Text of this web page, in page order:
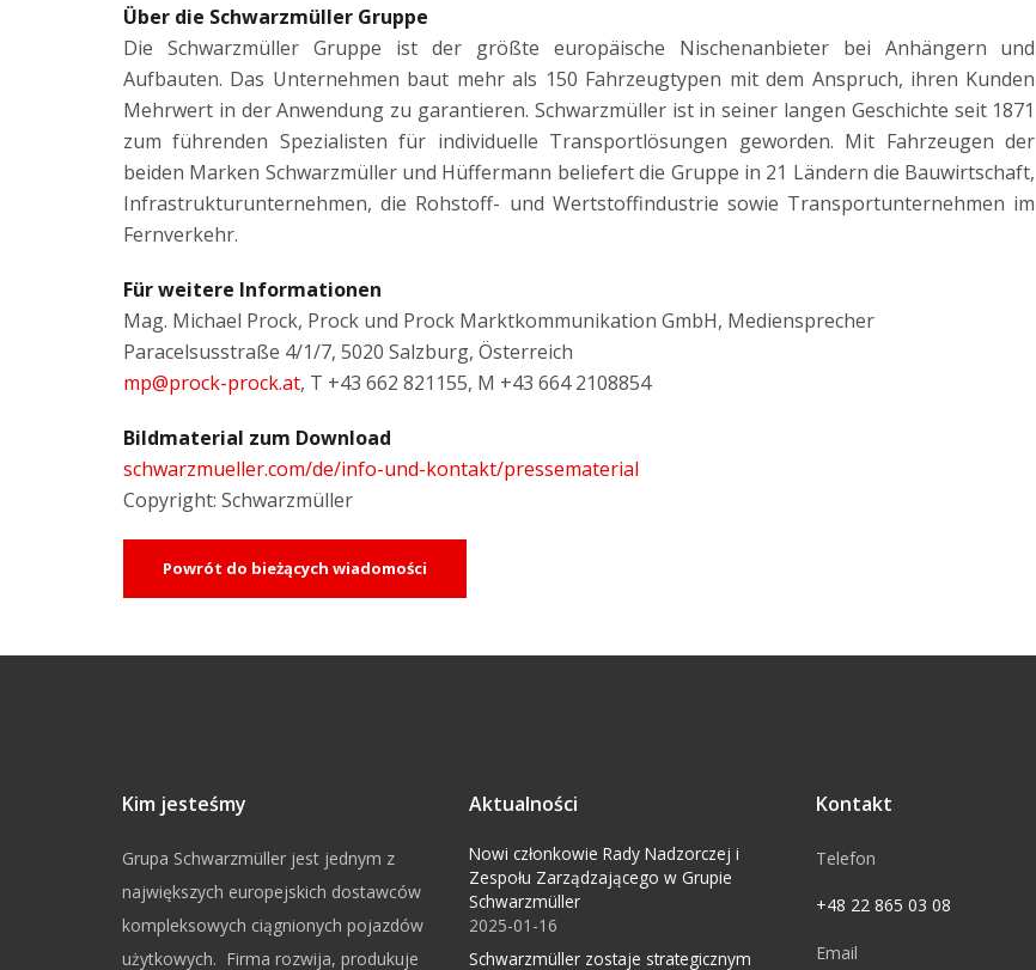
Über die Schwarzmüller Gruppe
Die Schwarzmüller Gruppe ist der größte europäische Nischenanbieter bei Anhängern und
Aufbauten. Das Unternehmen baut mehr als 150 Fahrzeugtypen mit dem Anspruch, ihren Kunden
Mehrwert in der Anwendung zu garantieren. Schwarzmüller ist in seiner langen Geschichte seit 1871
zum führenden Spezialisten für individuelle Transportlösungen geworden. Mit Fahrzeugen der
beiden Marken Schwarzmüller und Hüffermann beliefert die Gruppe in 21 Ländern die Bauwirtschaft,
Infrastrukturunternehmen, die Rohstoff- und Wertstoffindustrie sowie Transportunternehmen im
Fernverkehr.
Für weitere Informationen
Mag. Michael Prock, Prock und Prock Marktkommunikation GmbH, Mediensprecher
Paracelsusstraße 4/1/7, 5020 Salzburg, Österreich
mp@prock-prock.at, T +43 662 821155, M +43 664 2108854
Bildmaterial zum Download
schwarzmueller.com/de/info-und-kontakt/pressematerial
Copyright: Schwarzmüller
Powrót do bieżących wiadomości
Kim jesteśmy
Grupa Schwarzmüller jest jednym z
największych europejskich dostawców
kompleksowych ciągnionych pojazdów
użytkowych. Firma rozwija, produkuje
Aktualności
Nowi członkowie Rady Nadzorczej i
Zespołu Zarządzającego w Grupie
Schwarzmüller
2025-01-16
Schwarzmüller zostaje strategicznym
Kontakt
Telefon
+48 22 865 03 08
Email